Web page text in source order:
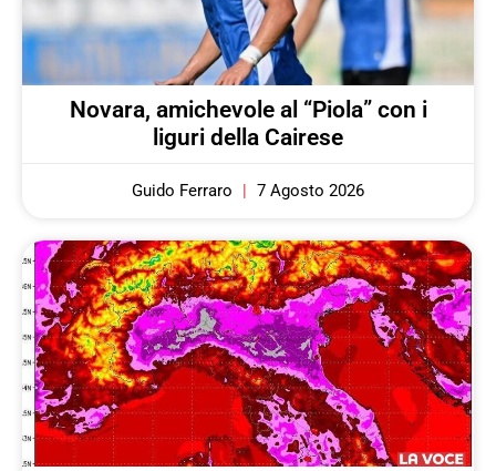
Novara, amichevole al “Piola” con i
liguri della Cairese
Guido Ferraro 7 Agosto 2026